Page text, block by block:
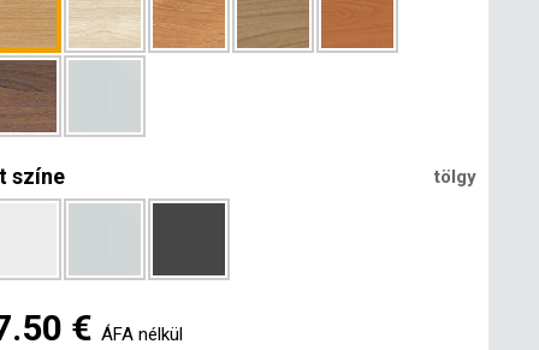
színe tölgy
€ ÁFA nélkül